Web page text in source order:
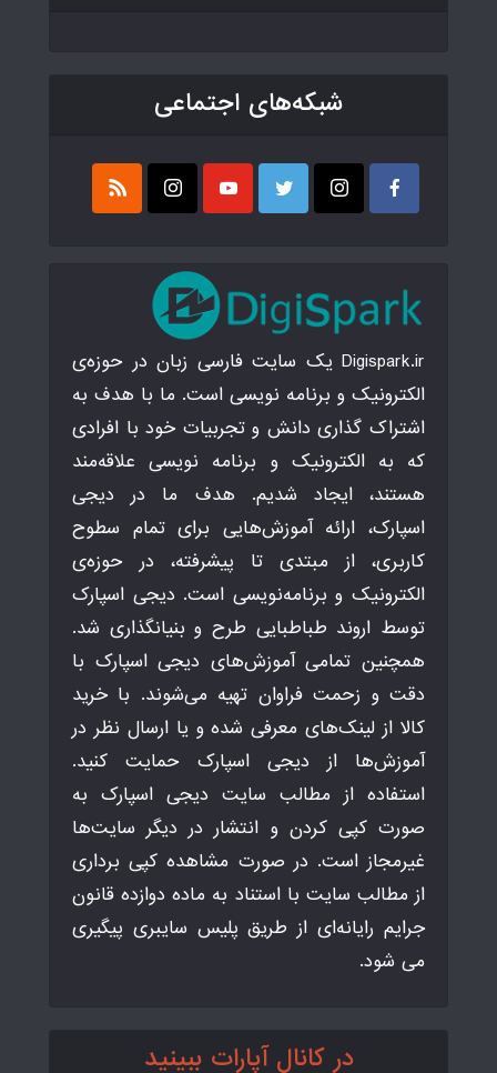
شبکه‌های اجتماعی
Digispark.ir یک سایت فارسی زبان در حوزه‌ی
الکترونیک و برنامه نویسی است. ما با هدف به
اشتراک گذاری دانش و تجربیات خود با افرادی
که به الکترونیک و برنامه نویسی علاقه‌مند
هستند، ایجاد شدیم. هدف ما در دیجی
اسپارک، ارائه آموزش‌هایی برای تمام سطوح
کاربری، از مبتدی تا پیشرفته، در حوزه‌ی
الکترونیک و برنامه‌نویسی است. دیجی اسپارک
توسط اروند طباطبایی طرح و بنیانگذاری شد.
همچنین تمامی آموزش‌های دیجی اسپارک با
دقت و زحمت فراوان تهیه می‌شوند. با خرید
کالا از لینک‌های معرفی شده و یا ارسال نظر در
آموزش‌ها از دیجی اسپارک حمایت کنید.
استفاده از مطالب سایت دیجی اسپارک به
صورت کپی کردن و انتشار در دیگر سایت‌ها
غیرمجاز است. در صورت مشاهده کپی برداری
از مطالب سایت با استناد به ماده دوازده قانون
جرایم رایانه‌ای از طریق پلیس سایبری پیگیری
می شود.
در کانال آپارات ببینید